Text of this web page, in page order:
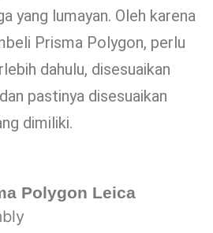
yang lumayan. Oleh karena
Prisma Polygon, perlu
dahulu, disesuaikan
pastinya disesuaikan
dimiliki.
Polygon Leica